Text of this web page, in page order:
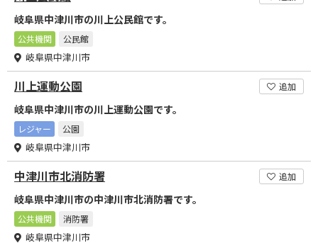
岐阜県中津川市の川上公民館です。
公共機関 公民館
岐阜県中津川市
川上運動公園 追加
岐阜県中津川市の川上運動公園です。
レジャー 公園
岐阜県中津川市
中津川市北消防署 追加
岐阜県中津川市の中津川市北消防署です。
公共機関 消防署
岐阜県中津川市